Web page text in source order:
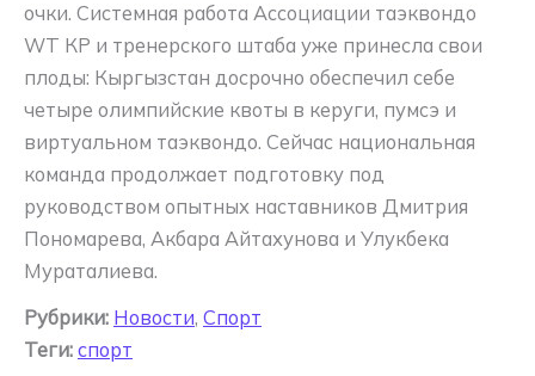
очки. Системная работа Ассоциации таэквондо
WT КР и тренерского штаба уже принесла свои
плоды: Кыргызстан досрочно обеспечил себе
четыре олимпийские квоты в керуги, пумсэ и
виртуальном таэквондо. Сейчас национальная
команда продолжает подготовку под
руководством опытных наставников Дмитрия
Пономарева, Акбара Айтахунова и Улукбека
Мураталиева.
Рубрики: Новости, Спорт
Теги: спорт